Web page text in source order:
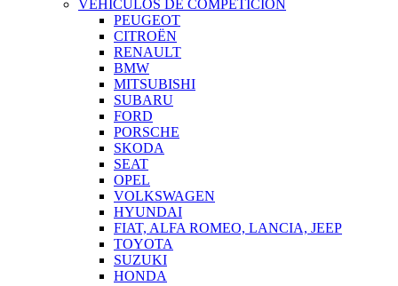
VEHÍCULOS DE COMPETICIÓN
PEUGEOT
CITROËN
RENAULT
BMW
MITSUBISHI
SUBARU
FORD
PORSCHE
SKODA
SEAT
OPEL
VOLKSWAGEN
HYUNDAI
FIAT, ALFA ROMEO, LANCIA, JEEP
TOYOTA
SUZUKI
HONDA